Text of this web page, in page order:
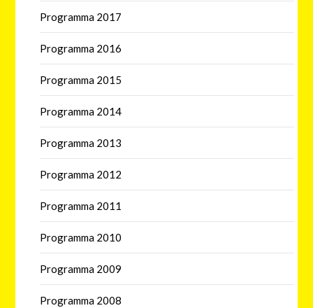
Programma 2017
Programma 2016
Programma 2015
Programma 2014
Programma 2013
Programma 2012
Programma 2011
Programma 2010
Programma 2009
Programma 2008